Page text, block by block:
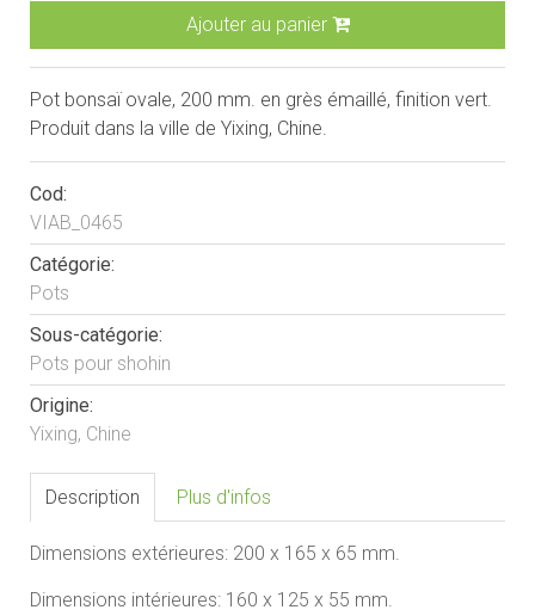
Ajouter au panier
Pot bonsaï ovale, 200 mm. en grès émaillé, finition vert.
Produit dans la ville de Yixing, Chine.
Cod:
VIAB_0465
Catégorie:
Pots
Sous-catégorie:
Pots pour shohin
Origine:
Yixing, Chine
Description Plus d'infos
Dimensions extérieures: 200 x 165 x 65 mm.
Dimensions intérieures: 160 x 125 x 55 mm.